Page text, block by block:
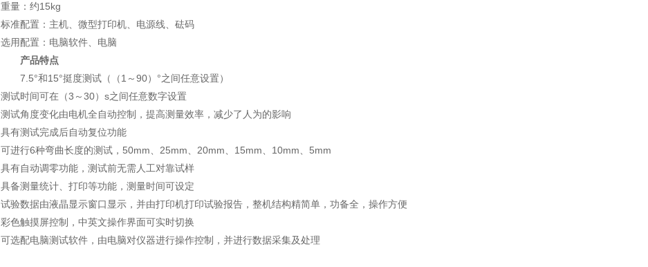
重量：约15kg
标准配置：主机、微型打印机、电源线、砝码
选用配置：电脑软件、电脑
产品特点
7.5°和15°挺度测试（（1～90）°之间任意设置）
测试时间可在（3～30）s之间任意数字设置
测试角度变化由电机全自动控制，提高测量效率，减少了人为的影响
具有测试完成后自动复位功能
可进行6种弯曲长度的测试，50mm、25mm、20mm、15mm、10mm、5mm
具有自动调零功能，测试前无需人工对靠试样
具备测量统计、打印等功能，测量时间可设定
试验数据由液晶显示窗口显示，并由打印机打印试验报告，整机结构精简单，功备全，操作方便
彩色触摸屏控制，中英文操作界面可实时切换
可选配电脑测试软件，由电脑对仪器进行操作控制，并进行数据采集及处理